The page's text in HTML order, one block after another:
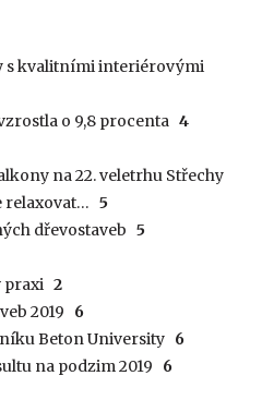
s kvalitními interiérovými
o 9,8 procenta4
na 22. veletrhu Střechy
relaxovat…5
dřevostaveb5
praxi2
2019 6
Beton University 6
na podzim 2019 6